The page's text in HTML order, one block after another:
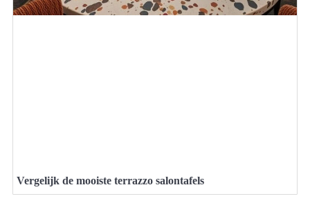
Vergelijk de mooiste terrazzo salontafels